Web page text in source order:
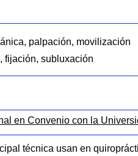
palpación, movilización
fijación, subluxación
en Convenio con la
técnica usan en